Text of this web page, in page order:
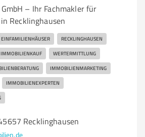
– Ihr Fachmakler für
Recklinghausen
EINFAMILIENHÄUSER RECKLINGHAUSEN
IMMOBILIENKAUF WERTERMITTLUNG
IMMOBILIENMARKETING
IMMOBILIENEXPERTEN
Recklinghausen